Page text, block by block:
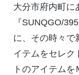
大分市府内町に
『SUNQGO/395
に、その時々で
イテムをセレク
トのアイテム